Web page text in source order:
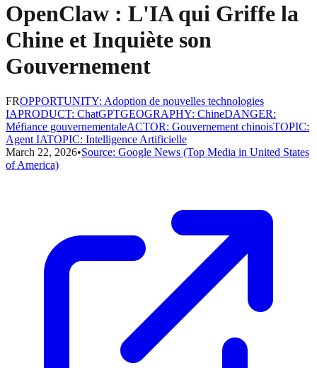
OpenClaw : L'IA qui Griffe la
Chine et Inquiète son
Gouvernement
FROPPORTUNITY: Adoption de nouvelles technologies
IAPRODUCT: ChatGPTGEOGRAPHY: ChineDANGER:
Méfiance gouvernementaleACTOR: Gouvernement chinoisTOPIC:
Agent IATOPIC: Intelligence Artificielle
March 22, 2026•Source: Google News (Top Media in United States
of America)